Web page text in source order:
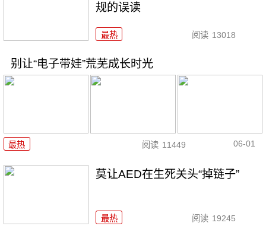
规的误读
最热 阅读 13018
别让“电子带娃”荒芜成长时光
最热 阅读 11449 06-01
莫让AED在生死关头“掉链子”
最热 阅读 19245